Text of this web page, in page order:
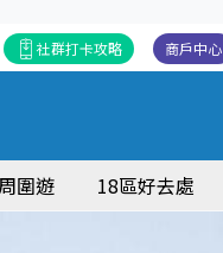
商戶中心
社群打卡攻略
圍遊 18區好去處